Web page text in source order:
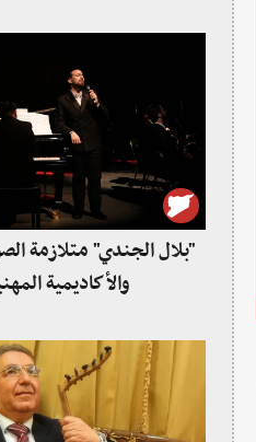
"بلال الجندي" متلازمة
والأكاديمية